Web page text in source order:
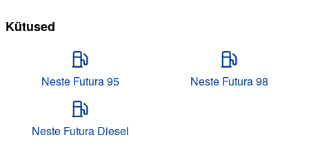
Kütused
Neste Futura 95 Neste Futura 98
Neste Futura Diesel